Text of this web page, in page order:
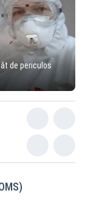
de periculos